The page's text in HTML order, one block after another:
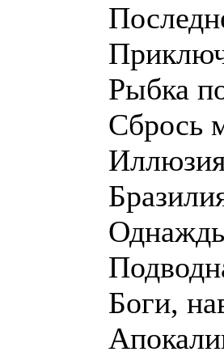
Рыбка
Сбрось
Боги,